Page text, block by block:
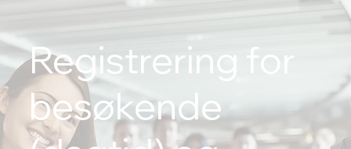
Registrering for
besøkende